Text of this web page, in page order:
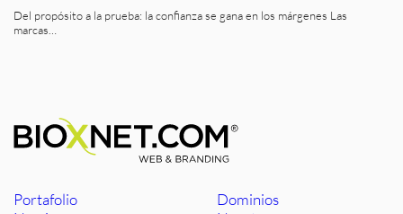
Del propósito a la prueba: la confianza se gana en los márgenes Las
marcas…
Portafolio
Dominios